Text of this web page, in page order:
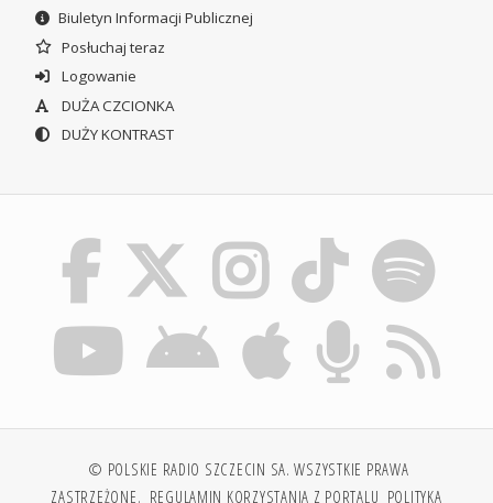
Biuletyn Informacji Publicznej
Posłuchaj teraz
Logowanie
DUŻA CZCIONKA
DUŻY KONTRAST
© POLSKIE RADIO SZCZECIN SA. WSZYSTKIE PRAWA
ZASTRZEŻONE. REGULAMIN KORZYSTANIA Z PORTALU POLITYKA